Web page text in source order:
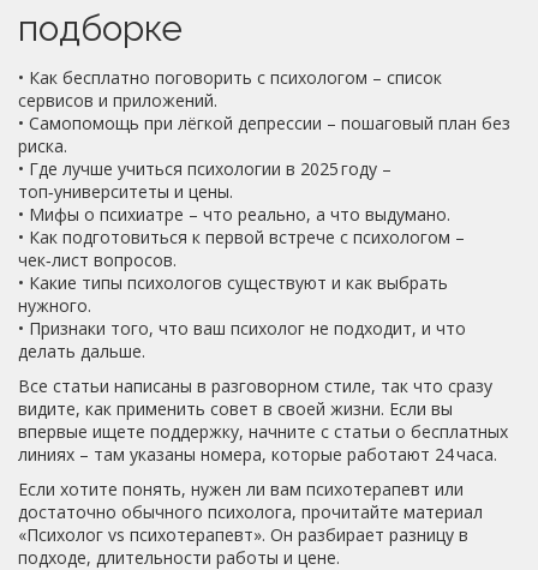
подборке
• Как бесплатно поговорить с психологом – список
сервисов и приложений.
• Самопомощь при лёгкой депрессии – пошаговый план без
риска.
• Где лучше учиться психологии в 2025 году –
топ‑университеты и цены.
• Мифы о психиатре – что реально, а что выдумано.
• Как подготовиться к первой встрече с психологом –
чек‑лист вопросов.
• Какие типы психологов существуют и как выбрать
нужного.
• Признаки того, что ваш психолог не подходит, и что
делать дальше.
Все статьи написаны в разговорном стиле, так что сразу
видите, как применить совет в своей жизни. Если вы
впервые ищете поддержку, начните с статьи о бесплатных
линиях – там указаны номера, которые работают 24 часа.
Если хотите понять, нужен ли вам психотерапевт или
достаточно обычного психолога, прочитайте материал
«Психолог vs психотерапевт». Он разбирает разницу в
подходе, длительности работы и цене.